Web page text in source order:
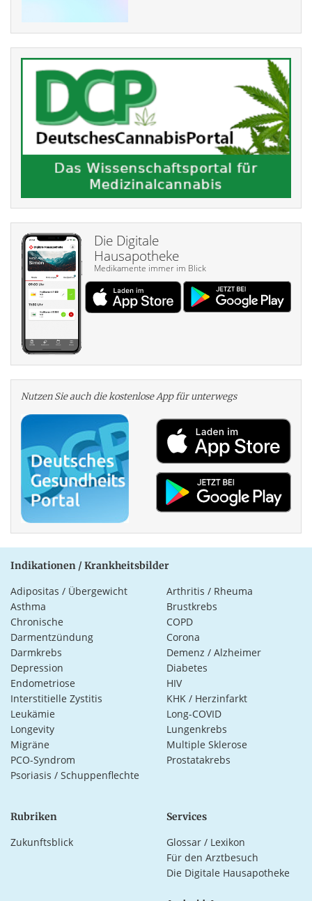
Die Digitale
Hausapotheke
Medikamente immer im Blick
Nutzen Sie auch die kosten­lose App für unterwegs
Indikationen / Krankheitsbilder
Adipositas / Übergewicht
Arthritis / Rheuma
Asthma
Brustkrebs
Chronische
Darmentzündung
COPD
Corona
Darmkrebs
Demenz / Alzheimer
Depression
Diabetes
Endometriose
HIV
Interstitielle Zystitis
KHK / Herzinfarkt
Leukämie
Long-COVID
Longevity
Lungenkrebs
Migräne
Multiple Sklerose
PCO-Syndrom
Prostatakrebs
Psoriasis / Schuppenflechte
Rubriken
Zukunftsblick
Services
Glossar / Lexikon
Für den Arztbesuch
Die Digitale Hausapotheke